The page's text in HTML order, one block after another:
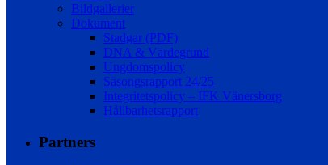
Bildgallerier
Dokument
Stadgar (PDF)
DNA & Värdegrund
Ungdomspolicy
Säsongsrapport 24/25
Integritetspolicy – IFK Vänersborg
Hållbarhetsrapport
Partners